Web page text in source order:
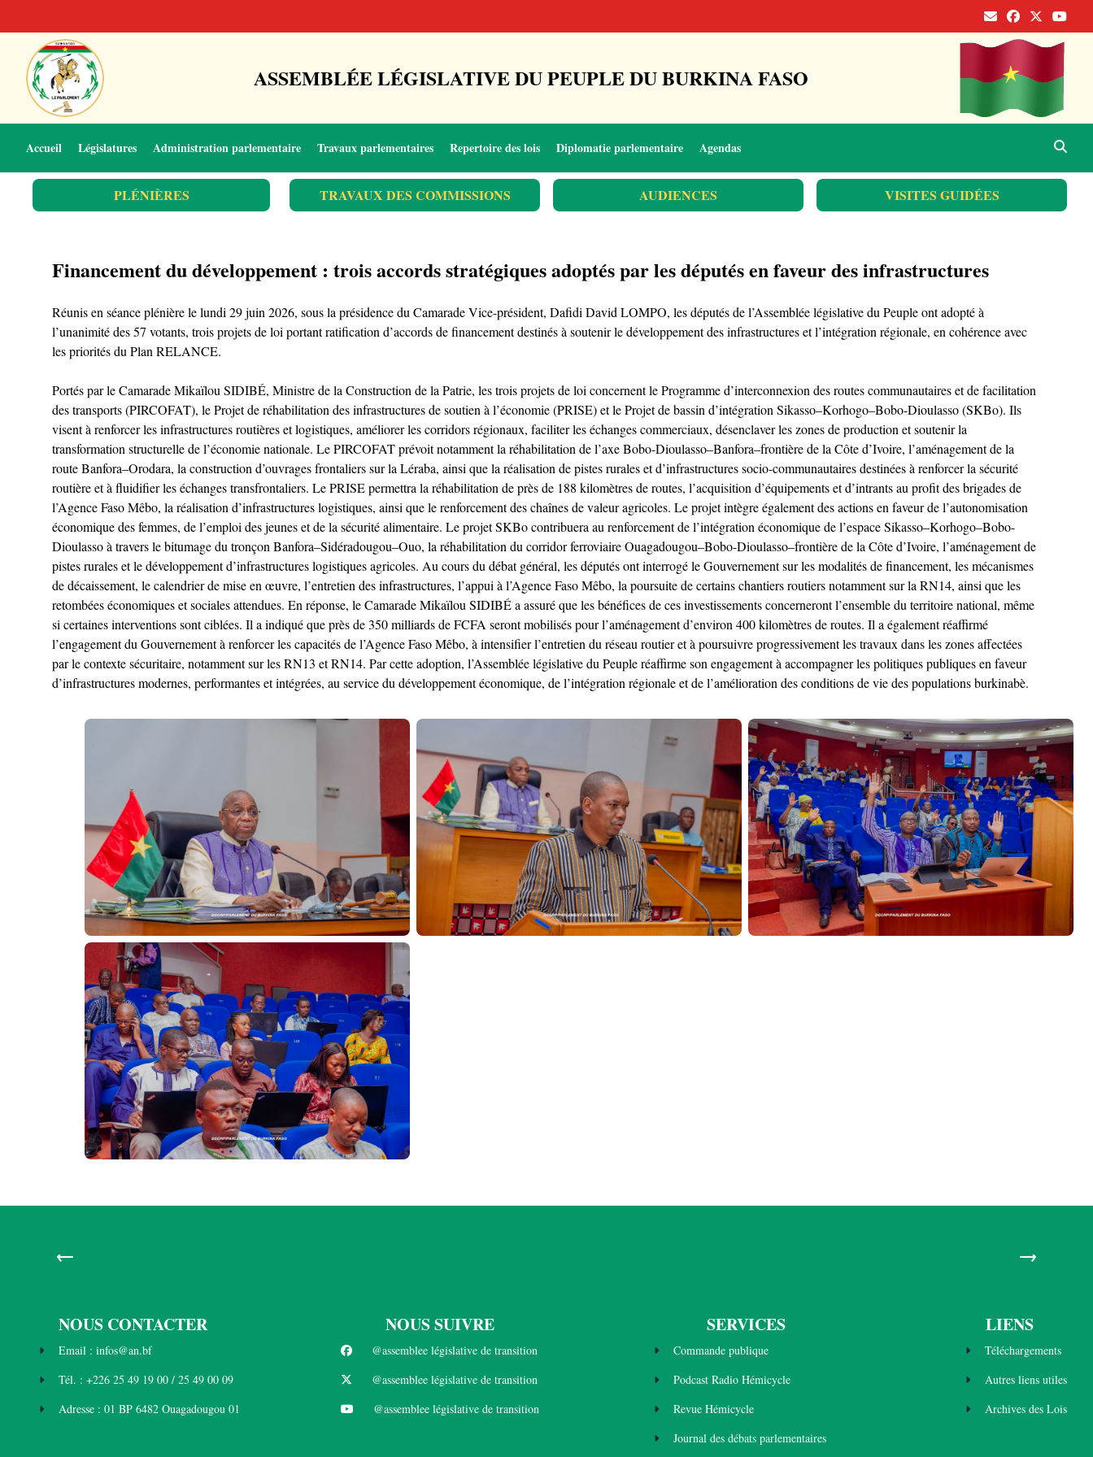
ASSEMBLÉE LÉGISLATIVE DU PEUPLE DU BURKINA FASO
Accueil Législatures Administration parlementaire Travaux parlementaires Repertoire des lois Diplomatie parlementaire Agendas
PLÉNIÈRES TRAVAUX DES COMMISSIONS AUDIENCES VISITES GUIDÉES
Financement du développement : trois accords stratégiques adoptés par les députés en faveur des infrastructures
Réunis en séance plénière le lundi 29 juin 2026, sous la présidence du Camarade Vice-président, Dafidi David LOMPO, les députés de l’Assemblée législative du Peuple ont adopté à
l’unanimité des 57 votants, trois projets de loi portant ratification d’accords de financement destinés à soutenir le développement des infrastructures et l’intégration régionale, en cohérence avec
les priorités du Plan RELANCE.
Portés par le Camarade Mikaïlou SIDIBÉ, Ministre de la Construction de la Patrie, les trois projets de loi concernent le Programme d’interconnexion des routes communautaires et de facilitation
des transports (PIRCOFAT), le Projet de réhabilitation des infrastructures de soutien à l’économie (PRISE) et le Projet de bassin d’intégration Sikasso–Korhogo–Bobo-Dioulasso (SKBo). Ils
visent à renforcer les infrastructures routières et logistiques, améliorer les corridors régionaux, faciliter les échanges commerciaux, désenclaver les zones de production et soutenir la
transformation structurelle de l’économie nationale. Le PIRCOFAT prévoit notamment la réhabilitation de l’axe Bobo-Dioulasso–Banfora–frontière de la Côte d’Ivoire, l’aménagement de la
route Banfora–Orodara, la construction d’ouvrages frontaliers sur la Léraba, ainsi que la réalisation de pistes rurales et d’infrastructures socio-communautaires destinées à renforcer la sécurité
routière et à fluidifier les échanges transfrontaliers. Le PRISE permettra la réhabilitation de près de 188 kilomètres de routes, l’acquisition d’équipements et d’intrants au profit des brigades de
l’Agence Faso Mêbo, la réalisation d’infrastructures logistiques, ainsi que le renforcement des chaînes de valeur agricoles. Le projet intègre également des actions en faveur de l’autonomisation
économique des femmes, de l’emploi des jeunes et de la sécurité alimentaire. Le projet SKBo contribuera au renforcement de l’intégration économique de l’espace Sikasso–Korhogo–Bobo-
Dioulasso à travers le bitumage du tronçon Banfora–Sidéradougou–Ouo, la réhabilitation du corridor ferroviaire Ouagadougou–Bobo-Dioulasso–frontière de la Côte d’Ivoire, l’aménagement de
pistes rurales et le développement d’infrastructures logistiques agricoles. Au cours du débat général, les députés ont interrogé le Gouvernement sur les modalités de financement, les mécanismes
de décaissement, le calendrier de mise en œuvre, l’entretien des infrastructures, l’appui à l’Agence Faso Mêbo, la poursuite de certains chantiers routiers notamment sur la RN14, ainsi que les
retombées économiques et sociales attendues. En réponse, le Camarade Mikaïlou SIDIBÉ a assuré que les bénéfices de ces investissements concerneront l’ensemble du territoire national, même
si certaines interventions sont ciblées. Il a indiqué que près de 350 milliards de FCFA seront mobilisés pour l’aménagement d’environ 400 kilomètres de routes. Il a également réaffirmé
l’engagement du Gouvernement à renforcer les capacités de l’Agence Faso Mêbo, à intensifier l’entretien du réseau routier et à poursuivre progressivement les travaux dans les zones affectées
par le contexte sécuritaire, notamment sur les RN13 et RN14. Par cette adoption, l’Assemblée législative du Peuple réaffirme son engagement à accompagner les politiques publiques en faveur
d’infrastructures modernes, performantes et intégrées, au service du développement économique, de l’intégration régionale et de l’amélioration des conditions de vie des populations burkinabè.
← →
NOUS CONTACTER
Email : infos@an.bf
Tél. : +226 25 49 19 00 / 25 49 00 09
Adresse : 01 BP 6482 Ouagadougou 01
NOUS SUIVRE
@assemblee législative de transition
@assemblee législative de transition
@assemblee législative de transition
SERVICES
Commande publique
Podcast Radio Hémicycle
Revue Hémicycle
Journal des débats parlementaires
LIENS
Téléchargements
Autres liens utiles
Archives des Lois